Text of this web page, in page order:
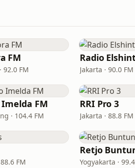
FM
92.0 FM
Radio
Jakarta · 90.0 FM
Imelda FM
· 104.4 FM
RRI Pro 3
Jakarta · 88.8 FM
FM
Retjo
Yogyakarta ·